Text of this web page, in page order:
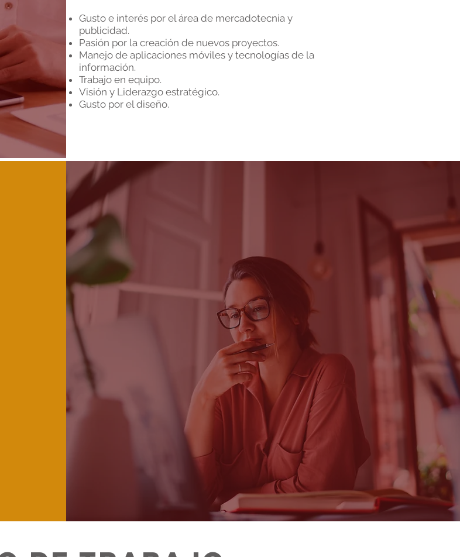
Gusto e interés por el área de mercadotecnia y
publicidad.
Pasión por la creación de nuevos proyectos.
Manejo de aplicaciones móviles y tecnologías de la
información.
Trabajo en equipo.
Visión y Liderazgo estratégico.
Gusto por el diseño.